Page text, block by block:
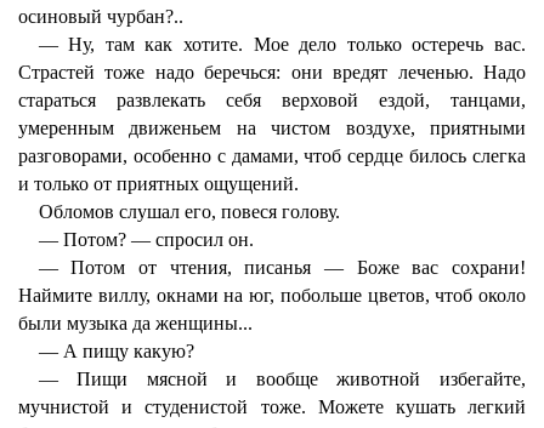
осиновый чурбан?..
— Ну, там как хотите. Мое дело только остеречь вас.
Страстей тоже надо беречься: они вредят леченью. Надо
стараться развлекать себя верховой ездой, танцами,
умеренным движеньем на чистом воздухе, приятными
разговорами, особенно с дамами, чтоб сердце билось слегка
и только от приятных ощущений.
Обломов слушал его, повеся голову.
— Потом? — спросил он.
— Потом от чтения, писанья — Боже вас сохрани!
Наймите виллу, окнами на юг, побольше цветов, чтоб около
были музыка да женщины...
— А пищу какую?
— Пищи мясной и вообще животной избегайте,
мучнистой и студенистой тоже. Можете кушать легкий